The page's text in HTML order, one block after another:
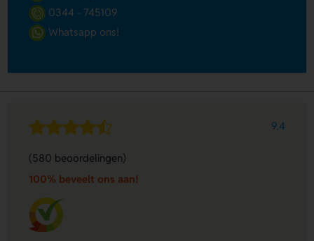
0344 - 745109
Whatsapp ons!
9.4
(580 beoordelingen)
100% beveelt ons aan!